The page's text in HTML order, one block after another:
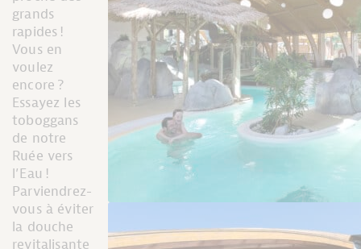
grands
rapides !
Vous en
voulez
encore ?
Essayez les
toboggans
de notre
Ruée vers
l’Eau !
Parviendrez-
vous à éviter
la douche
revitalisante